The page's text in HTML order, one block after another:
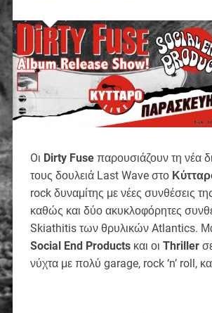
Oι Dirty Fuseπαρουσιάζουν τη νέα
τους δουλειά Last Wave στο
rock δυναμίτης με νέες συνθέσεις
καθώς και δύο ακυκλοφόρητες
Skiathitis των θρυλικών Atlantics.
Social End Productsκαι οι Thriller
νύχτα με πολύ garage, rock ‘n’ roll,